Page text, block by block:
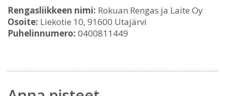
Rengasliikkeen nimi: Rokuan Rengas ja Laite Oy
Osoite: Liekotie 10, 91600 Utajärvi
Puhelinnumero: 0400811449